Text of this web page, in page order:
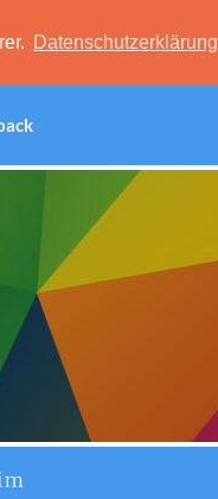
Datenschutzerklärung